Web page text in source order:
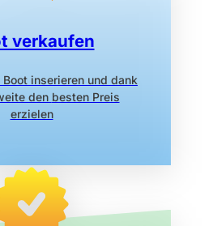
verkaufen
Boot inserieren und dank
den besten Preis
erzielen